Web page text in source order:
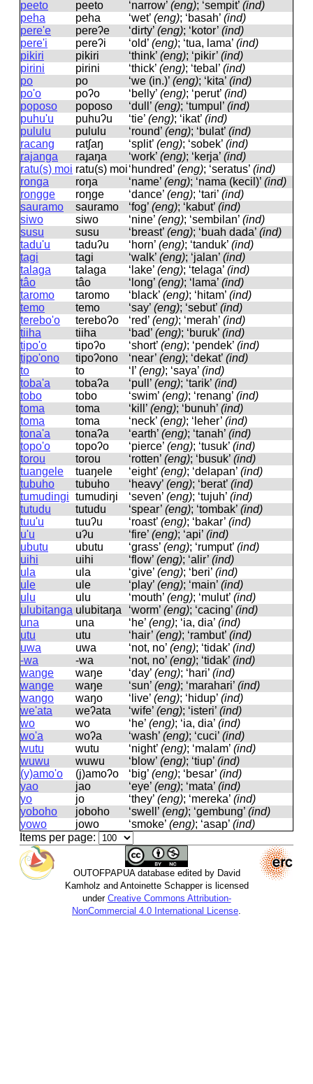
peeto peeto ‘narrow’ (eng); ‘sempit’ (ind)
peha
peha ‘wet’ (eng); ‘basah’ (ind)
pere'e
pereʔe ‘dirty’ (eng); ‘kotor’ (ind)
pere'i
pereʔi ‘old’ (eng); ‘tua, lama’ (ind)
pikiri
pikiri ‘think’ (eng); ‘pikir’ (ind)
pirini
pirini ‘thick’ (eng); ‘tebal’ (ind)
po
po ‘we (in.)’ (eng); ‘kita’ (ind)
po'o
poʔo ‘belly’ (eng); ‘perut’ (ind)
poposo
poposo ‘dull’ (eng); ‘tumpul’ (ind)
puhu'u
puhuʔu ‘tie’ (eng); ‘ikat’ (ind)
pululu
pululu ‘round’ (eng); ‘bulat’ (ind)
racang
ratʃaŋ ‘split’ (eng); ‘sobek’ (ind)
rajanga
raɟaŋa ‘work’ (eng); ‘kerja’ (ind)
ratu(s) moi ratu(s) moi‘hundred’ (eng); ‘seratus’ (ind)
ronga
roŋa ‘name’ (eng); ‘nama (kecil)’ (ind)
rongge
roŋɡe ‘dance’ (eng); ‘tari’ (ind)
sauramo
sauramo ‘fog’ (eng); ‘kabut’ (ind)
siwo
siwo ‘nine’ (eng); ‘sembilan’ (ind)
susu
susu ‘breast’ (eng); ‘buah dada’ (ind)
tadu'u
taduʔu ‘horn’ (eng); ‘tanduk’ (ind)
tagi
taɡi ‘walk’ (eng); ‘jalan’ (ind)
talaga
talaɡa ‘lake’ (eng); ‘telaga’ (ind)
tâo
tâo ‘long’ (eng); ‘lama’ (ind)
taromo
taromo ‘black’ (eng); ‘hitam’ (ind)
temo
temo ‘say’ (eng); ‘sebut’ (ind)
terebo'o
tereboʔo ‘red’ (eng); ‘merah’ (ind)
tiiha
tiiha ‘bad’ (eng); ‘buruk’ (ind)
tipo'o
tipoʔo ‘short’ (eng); ‘pendek’ (ind)
tipo'ono
tipoʔono ‘near’ (eng); ‘dekat’ (ind)
to
to ‘I’ (eng); ‘saya’ (ind)
toba'a
tobaʔa ‘pull’ (eng); ‘tarik’ (ind)
tobo
tobo ‘swim’ (eng); ‘renang’ (ind)
toma
toma ‘kill’ (eng); ‘bunuh’ (ind)
toma
toma ‘neck’ (eng); ‘leher’ (ind)
tona'a
tonaʔa ‘earth’ (eng); ‘tanah’ (ind)
topo'o
topoʔo ‘pierce’ (eng); ‘tusuk’ (ind)
torou
torou ‘rotten’ (eng); ‘busuk’ (ind)
tuangele
tuaŋele ‘eight’ (eng); ‘delapan’ (ind)
tubuho
tubuho ‘heavy’ (eng); ‘berat’ (ind)
tumudingi tumudiŋi ‘seven’ (eng); ‘tujuh’ (ind)
tutudu
tutudu ‘spear’ (eng); ‘tombak’ (ind)
tuu'u
tuuʔu ‘roast’ (eng); ‘bakar’ (ind)
u'u
uʔu ‘fire’ (eng); ‘api’ (ind)
ubutu
ubutu ‘grass’ (eng); ‘rumput’ (ind)
uihi
uihi ‘flow’ (eng); ‘alir’ (ind)
ula
ula ‘give’ (eng); ‘beri’ (ind)
ule
ule ‘play’ (eng); ‘main’ (ind)
ulu
ulu ‘mouth’ (eng); ‘mulut’ (ind)
ulubitanga ulubitaŋa ‘worm’ (eng); ‘cacing’ (ind)
una
una ‘he’ (eng); ‘ia, dia’ (ind)
utu
utu ‘hair’ (eng); ‘rambut’ (ind)
uwa
uwa ‘not, no’ (eng); ‘tidak’ (ind)
-wa
-wa ‘not, no’ (eng); ‘tidak’ (ind)
wange
waŋe ‘day’ (eng); ‘hari’ (ind)
wange
waŋe ‘sun’ (eng); ‘marahari’ (ind)
wango
waŋo ‘live’ (eng); ‘hidup’ (ind)
we'ata
weʔata ‘wife’ (eng); ‘isteri’ (ind)
wo
wo ‘he’ (eng); ‘ia, dia’ (ind)
wo'a
woʔa ‘wash’ (eng); ‘cuci’ (ind)
wutu
wutu ‘night’ (eng); ‘malam’ (ind)
wuwu
wuwu ‘blow’ (eng); ‘tiup’ (ind)
(y)amo'o
(j)amoʔo ‘big’ (eng); ‘besar’ (ind)
yao
jao ‘eye’ (eng); ‘mata’ (ind)
yo
jo ‘they’ (eng); ‘mereka’ (ind)
yoboho
joboho ‘swell’ (eng); ‘gembung’ (ind)
yowo
jowo ‘smoke’ (eng); ‘asap’ (ind)
Items per page:
OUTOFPAPUA database edited by David
Kamholz and Antoinette Schapper is licensed
under Creative Commons Attribution-
NonCommercial 4.0 International License.